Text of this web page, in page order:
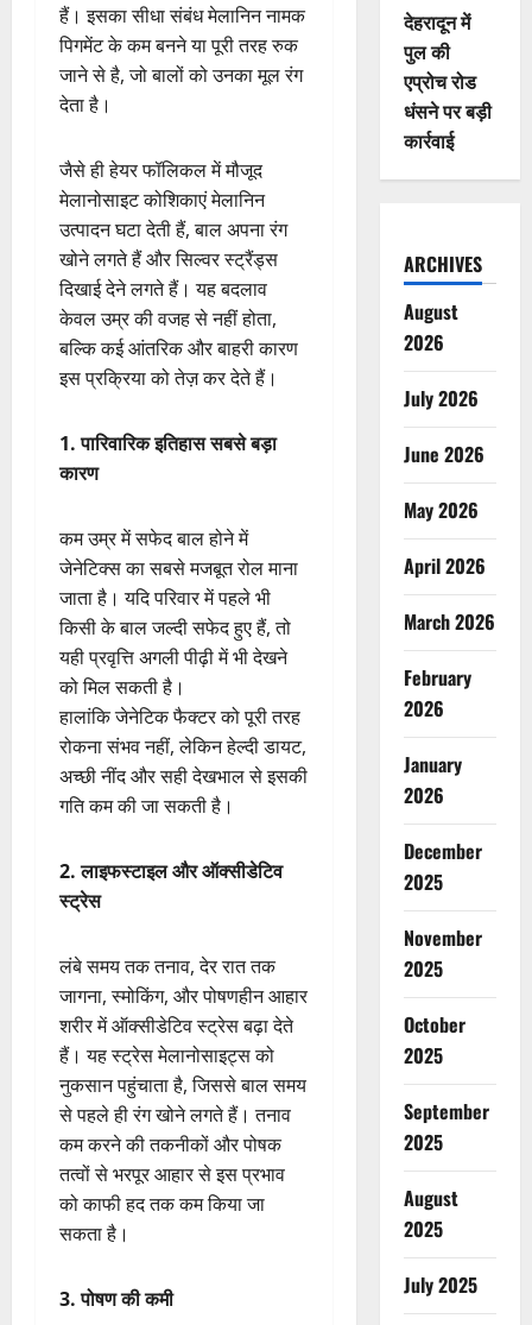
हैं। इसका सीधा संबंध मेलानिन नामक
पिगमेंट के कम बनने या पूरी तरह रुक
जाने से है, जो बालों को उनका मूल रंग
देता है।
जैसे ही हेयर फॉलिकल में मौजूद
मेलानोसाइट कोशिकाएं मेलानिन
उत्पादन घटा देती हैं, बाल अपना रंग
खोने लगते हैं और सिल्वर स्ट्रैंड्स
दिखाई देने लगते हैं। यह बदलाव
केवल उम्र की वजह से नहीं होता,
बल्कि कई आंतरिक और बाहरी कारण
इस प्रक्रिया को तेज़ कर देते हैं।
1. पारिवारिक इतिहास सबसे बड़ा
कारण
कम उम्र में सफेद बाल होने में
जेनेटिक्स का सबसे मजबूत रोल माना
जाता है। यदि परिवार में पहले भी
किसी के बाल जल्दी सफेद हुए हैं, तो
यही प्रवृत्ति अगली पीढ़ी में भी देखने
को मिल सकती है।
हालांकि जेनेटिक फैक्टर को पूरी तरह
रोकना संभव नहीं, लेकिन हेल्दी डायट,
अच्छी नींद और सही देखभाल से इसकी
गति कम की जा सकती है।
2. लाइफस्टाइल और ऑक्सीडेटिव
स्ट्रेस
लंबे समय तक तनाव, देर रात तक
जागना, स्मोकिंग, और पोषणहीन आहार
शरीर में ऑक्सीडेटिव स्ट्रेस बढ़ा देते
हैं। यह स्ट्रेस मेलानोसाइट्स को
नुकसान पहुंचाता है, जिससे बाल समय
से पहले ही रंग खोने लगते हैं। तनाव
कम करने की तकनीकों और पोषक
तत्वों से भरपूर आहार से इस प्रभाव
को काफी हद तक कम किया जा
सकता है।
3. पोषण की कमी
देहरादून में
पुल की
एप्रोच रोड
धंसने पर बड़ी
कार्रवाई
ARCHIVES
August
2026
July 2026
June 2026
May 2026
April 2026
March 2026
February
2026
January
2026
December
2025
November
2025
October
2025
September
2025
August
2025
July 2025